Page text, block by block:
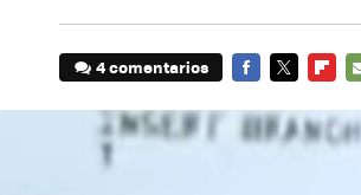
4 comentarios